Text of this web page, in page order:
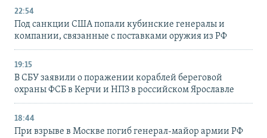
22:54
Под санкции США попали кубинские генералы и
компании, связанные с поставками оружия из РФ
19:15
В СБУ заявили о поражении кораблей береговой
охраны ФСБ в Керчи и НПЗ в российском Ярославле
18:44
При взрыве в Москве погиб генерал-майор армии РФ